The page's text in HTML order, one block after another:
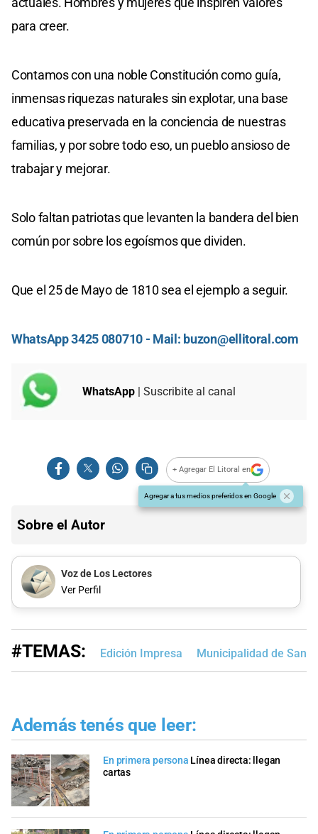
para creer.
Contamos con una noble Constitución como guía,
inmensas riquezas naturales sin explotar, una base
educativa preservada en la conciencia de nuestras
familias, y por sobre todo eso, un pueblo ansioso de
trabajar y mejorar.
Solo faltan patriotas que levanten la bandera del bien
común por sobre los egoísmos que dividen.
Que el 25 de Mayo de 1810 sea el ejemplo a seguir.
WhatsApp 3425 080710 - Mail: buzon@ellitoral.com
WhatsApp | Suscribite al canal
+ Agregar El Litoral en
Agregar a tus medios preferidos en Google
Sobre el Autor
Voz de Los Lectores
Ver Perfil
#TEMAS: Edición Impresa Municipalidad de
Además tenés que leer:
En primera persona Línea directa: llegan
cartas